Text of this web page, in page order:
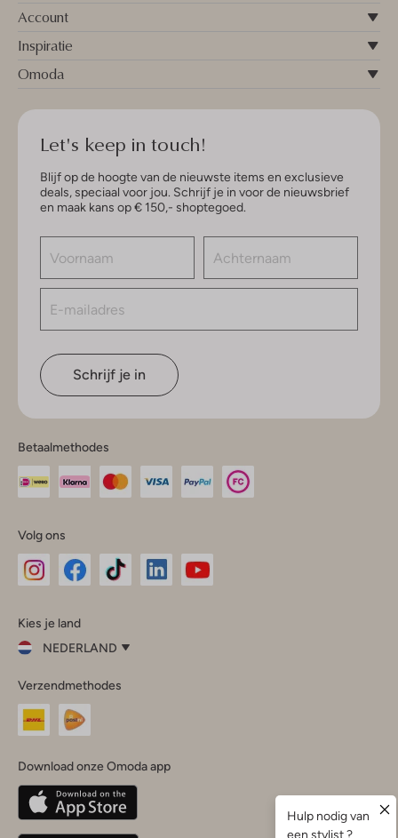
Account
Inspiratie
Omoda
Let's keep in touch!
Blijf op de hoogte van de nieuwste items en exclusieve
deals, speciaal voor jou. Schrijf je in voor de nieuwsbrief
en maak kans op € 150,- shoptegoed.
Schrijf je in
Betaalmethodes
Volg ons
InstagramFacebook
Kies je land
NEDERLAND
je
land
Nederland
Belgique(Français)
Deutschland
Verzendmethodes
Download onze Omoda app